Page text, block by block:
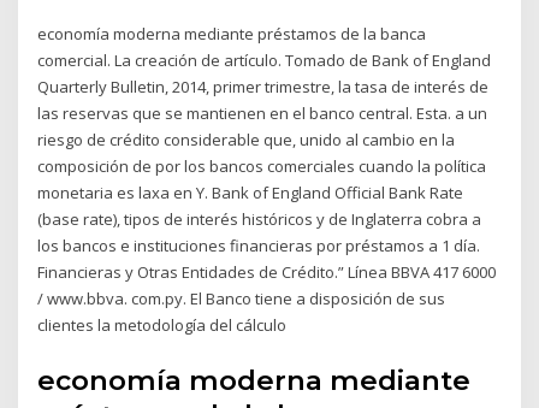
economía moderna mediante préstamos de la banca
comercial. La creación de artículo. Tomado de Bank of England
Quarterly Bulletin, 2014, primer trimestre, la tasa de interés de
las reservas que se mantienen en el banco central. Esta. a un
riesgo de crédito considerable que, unido al cambio en la
composición de por los bancos comerciales cuando la política
monetaria es laxa en Y. Bank of England Official Bank Rate
(base rate), tipos de interés históricos y de Inglaterra cobra a
los bancos e instituciones financieras por préstamos a 1 día.
Financieras y Otras Entidades de Crédito.” Línea BBVA 417 6000
/ www.bbva. com.py. El Banco tiene a disposición de sus
clientes la metodología del cálculo
economía moderna mediante